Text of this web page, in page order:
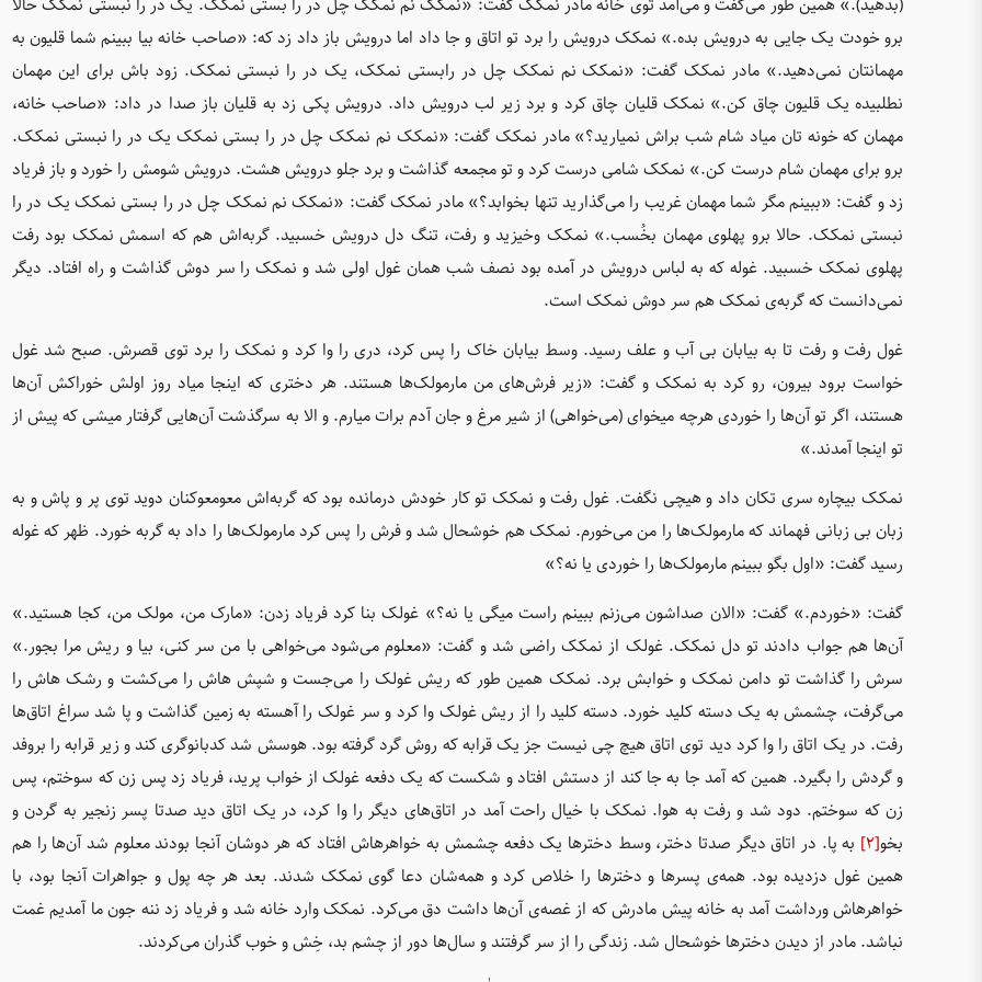
(بدهید).» همین طور می‌گفت و می‌آمد توی خانه مادر نمکک گفت: «نمکک نم نمکک چل در را بستی نمکک. یک در را نبستی نمکک حالا
برو خودت یک جایی به درویش بده.» نمکک درویش را برد تو اتاق و جا داد اما درویش باز داد زد که: «صاحب خانه بیا ببینم شما قلیون به
مهمانتان نمی‌دهید.» مادر نمکک گفت: «نمکک نم نمکک چل در رابستی نمکک، یک در را نبستی نمکک. زود باش برای این مهمان
نطلبیده یک قلیون چاق کن.» نمکک قلیان چاق کرد و برد زیر لب درویش داد. درویش پکی زد به قلیان باز صدا در داد: «صاحب خانه،
مهمان که خونه تان میاد شام شب براش نمیارید؟» مادر نمکک گفت: «نمکک نم نمکک چل در را بستی نمکک یک در را نبستی نمکک.
برو برای مهمان شام درست کن.» نمکک شامی درست کرد و تو مجمعه گذاشت و برد جلو درویش هشت. درویش شومش را خورد و باز فریاد
زد و گفت: «ببینم مگر شما مهمان غریب را می‌گذارید تنها بخوابد؟» مادر نمکک گفت: «نمکک نم نمکک چل در را بستی نمکک یک در را
نبستی نمکک. حالا برو پهلوی مهمان بخُسب.» نمکک وخیزید و رفت، تنگ دل درویش خسبید. گربه‌اش هم که اسمش نمکک بود رفت
پهلوی نمکک خسبید. غوله که به لباس درویش در آمده بود نصف شب همان غول اولی شد و نمکک را سر دوش گذاشت و راه افتاد. دیگر
نمی‌دانست که گربه‌ی نمکک هم سر دوش نمکک است.
غول رفت و رفت تا به بیابان بی آب و علف رسید. وسط بیابان خاک را پس کرد، دری را وا کرد و نمکک را برد توی قصرش. صبح شد غول
خواست برود بیرون، رو کرد به نمکک و گفت: «زیر فرش‌های من مارمولک‌ها هستند. هر دختری که اینجا میاد روز اولش خوراکش آن‌ها
هستند، اگر تو آن‌ها را خوردی هرچه میخوای (می‌خواهی) از شیر مرغ و جان آدم برات میارم. و الا به سرگذشت آن‌هایی گرفتار میشی که پیش از
تو اینجا آمدند.»
نمکک بیچاره سری تکان داد و هیچی نگفت. غول رفت و نمکک تو کار خودش درمانده بود که گربه‌اش معومعوکنان دوید توی پر و پاش و به
زبان بی زبانی فهماند که مارمولک‌ها را من می‌خورم. نمکک هم خوشحال شد و فرش را پس کرد مارمولک‌ها را داد به گربه خورد. ظهر که غوله
رسید گفت: «اول بگو ببینم مارمولک‌ها را خوردی یا نه؟»
گفت: «خوردم.» گفت: «الان صداشون می‌زنم ببینم راست میگی یا نه؟» غولک بنا کرد فریاد زدن: «مارک من، مولک من، کجا هستید.»
آن‌ها هم جواب دادند تو دل نمکک. غولک از نمکک راضی شد و گفت: «معلوم می‌شود می‌خواهی با من سر کنی، بیا و ریش مرا بجور.»
سرش را گذاشت تو دامن نمکک و خوابش برد. نمکک همین طور که ریش غولک را می‌جست و شپش هاش را می‌کشت و رشک هاش را
می‌گرفت، چشمش به یک دسته کلید خورد. دسته کلید را از ریش غولک وا کرد و سر غولک را آهسته به زمین گذاشت و پا شد سراغ اتاق‌ها
رفت. در یک اتاق را وا کرد دید توی اتاق هیچ چی نیست جز یک قرابه که روش گرد گرفته بود. هوسش شد کدبانوگری کند و زیر قرابه را بروفد
و گردش را بگیرد. همین که آمد جا به جا کند از دستش افتاد و شکست که یک دفعه غولک از خواب پرید، فریاد زد پس زن که سوختم، پس
زن که سوختم. دود شد و رفت به هوا. نمکک با خیال راحت آمد در اتاق‌های دیگر را وا کرد، در یک اتاق دید صدتا پسر زنجیر به گردن و
بخو[2] به پا. در اتاق دیگر صدتا دختر، وسط دخترها یک دفعه چشمش به خواهرهاش افتاد که هر دوشان آنجا بودند معلوم شد آن‌ها را هم
همین غول دزدیده بود. همه‌ی پسرها و دخترها را خلاص کرد و همه‌شان دعا گوی نمکک شدند. بعد هر چه پول و جواهرات آنجا بود، با
خواهرهاش ورداشت آمد به خانه پیش مادرش که از غصه‌ی آن‌ها داشت دق می‌کرد. نمکک وارد خانه شد و فریاد زد ننه جون ما آمدیم غمت
نباشد. مادر از دیدن دخترها خوشحال شد. زندگی را از سر گرفتند و سال‌ها دور از چشم بد، خِش و خوب گذران می‌کردند.